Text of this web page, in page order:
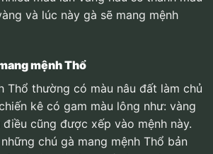
và lúc này gà sẽ mang mệnh
mệnh Thổ
Thổ thường có màu nâu đất làm chủ
kê có gam màu lông như: vàng
cũng được xếp vào mệnh này.
chú gà mang mệnh Thổ bản